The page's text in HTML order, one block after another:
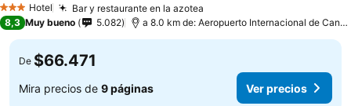
3 Estrellas
Hotel Bar y restaurante en la azotea
8,3 Muy bueno 5.082 a 8.0 km de: Aeropuerto Internacional de Cancún
De $66.471
Mira precios de 9 páginas Ver precios